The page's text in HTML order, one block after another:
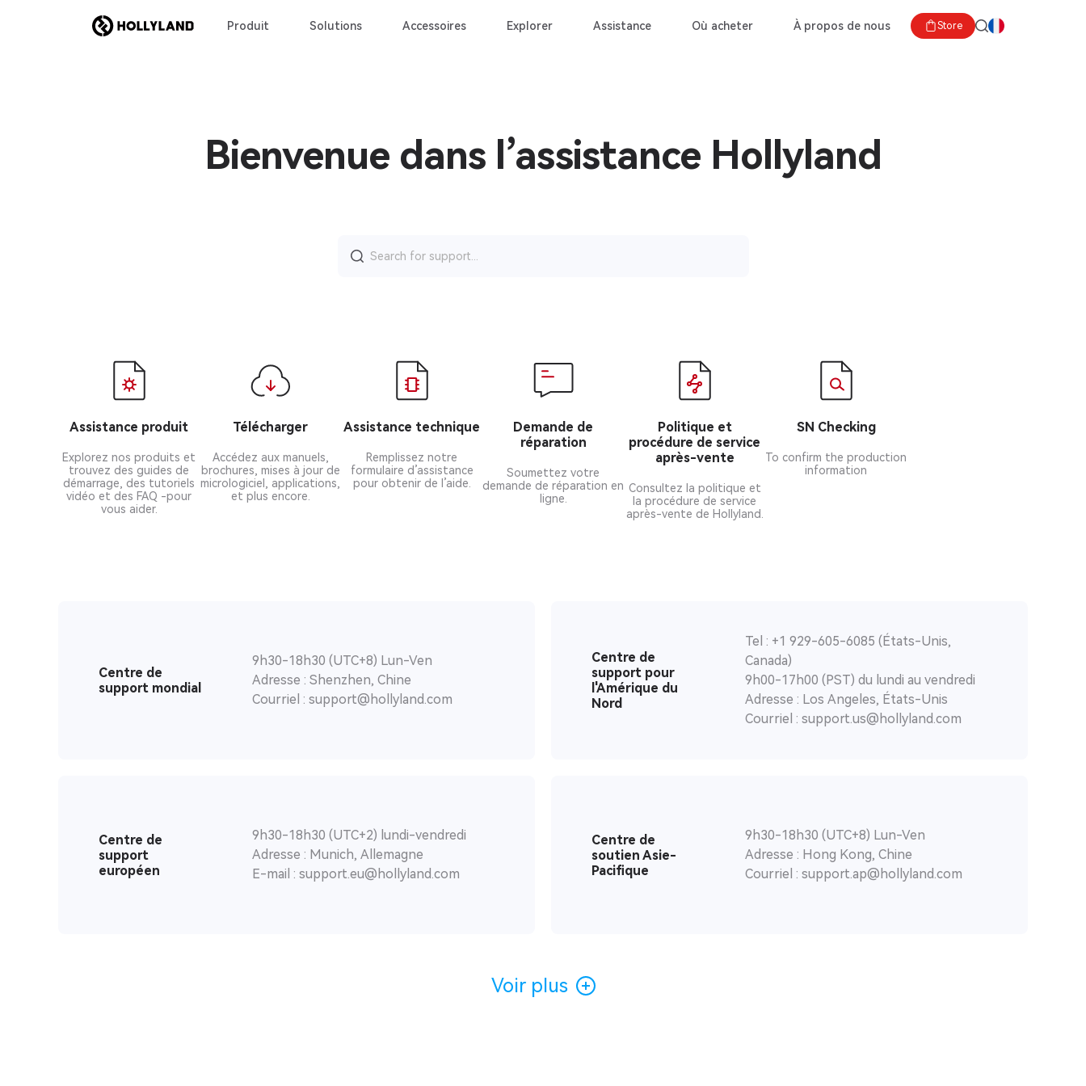
Produit Solutions Accessoires Explorer Assistance Où acheter À propos de nous Store
Bienvenue dans l’assistance Hollyland
for:
Assistance produit
Explorez nos produits et
trouvez des guides de
démarrage, des tutoriels
vidéo et des FAQ -pour
vous aider.
Télécharger
Accédez aux manuels,
brochures, mises à jour de
micrologiciel, applications,
et plus encore.
Assistance technique
Remplissez notre
formulaire d’assistance
pour obtenir de l’aide.
Demande de
réparation
Soumettez votre
demande de réparation en
ligne.
Politique et
procédure de service
après-vente
Consultez la politique et
la procédure de service
après-vente de Hollyland.
SN Checking
To confirm the production
information
Centre de
support mondial
9h30-18h30 (UTC+8) Lun-Ven
Adresse : Shenzhen, Chine
Courriel : support@hollyland.com
Centre de
support pour
l'Amérique du
Nord
Tel : +1 929-605-6085 (États-Unis,
Canada)
9h00-17h00 (PST) du lundi au vendredi
Adresse : Los Angeles, États-Unis
Courriel : support.us@hollyland.com
Centre de
support
européen
9h30-18h30 (UTC+2) lundi-vendredi
Adresse : Munich, Allemagne
E-mail : support.eu@hollyland.com
Centre de
soutien Asie-
Pacifique
9h30-18h30 (UTC+8) Lun-Ven
Adresse : Hong Kong, Chine
Courriel : support.ap@hollyland.com
Voir plus